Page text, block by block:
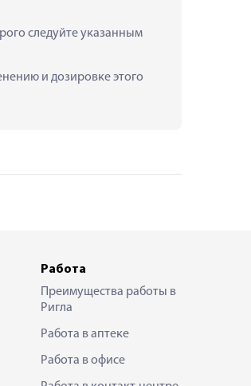
следуйте указанным
и дозировке этого
Работа
Преимущества работы в
Ригла
Работа в аптеке
Работа в офисе